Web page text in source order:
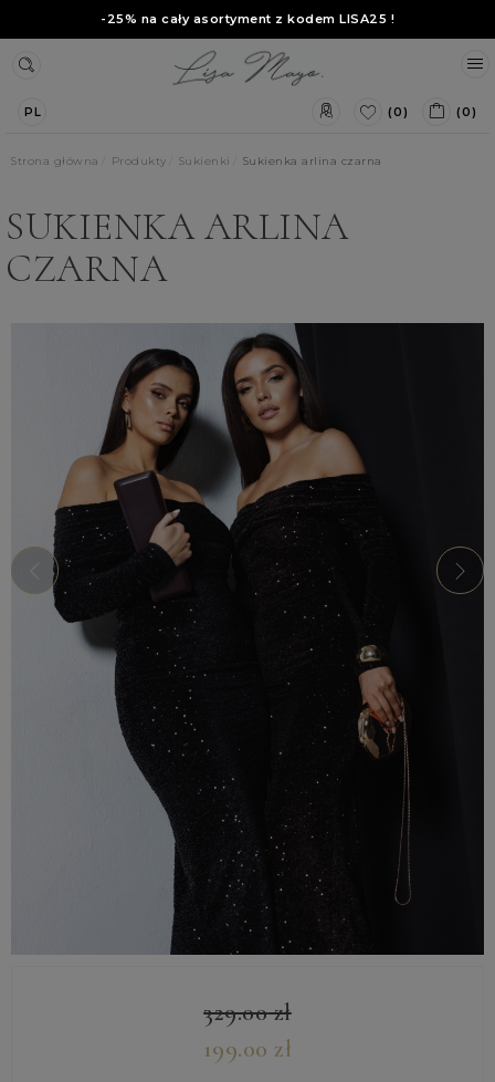
-25% na cały asortyment z kodem LISA25 !
PL (0) (0)
Strona główna Produkty Sukienki Sukienka arlina czarna
SUKIENKA ARLINA
CZARNA
329.00zł
199.00 zł